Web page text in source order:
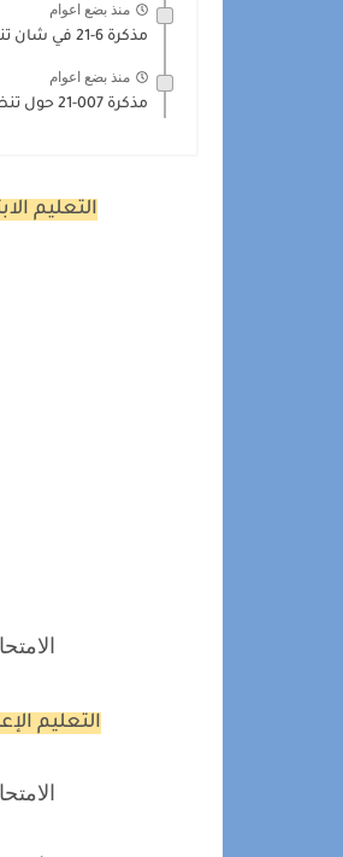
منذ بضع اعوام
مذكرة 6-21 في شان تنظيم الدورة 2 للمهرجان الوطني للموسيقى...
منذ بضع اعوام
​مذكرة 007-21 حول تنظيم المسابقة الوطنية للقصة المصورة التربوية
التعليم
التعليم